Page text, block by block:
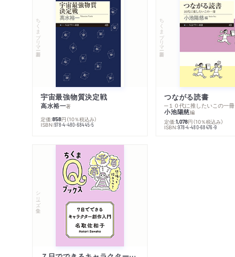
ちくまプリマー新書
宇宙最強物質決定戦
高水裕一著
定価:858円 （10％税込み）
ISBN:978-4-480-68445-5
ちくまプリマー新書
つながる読書
─１０代に推したいこの一冊
小池陽慈編
定価:1,078円 （10％税込み）
ISBN:978-4-480-68476-9
シリーズ・全集